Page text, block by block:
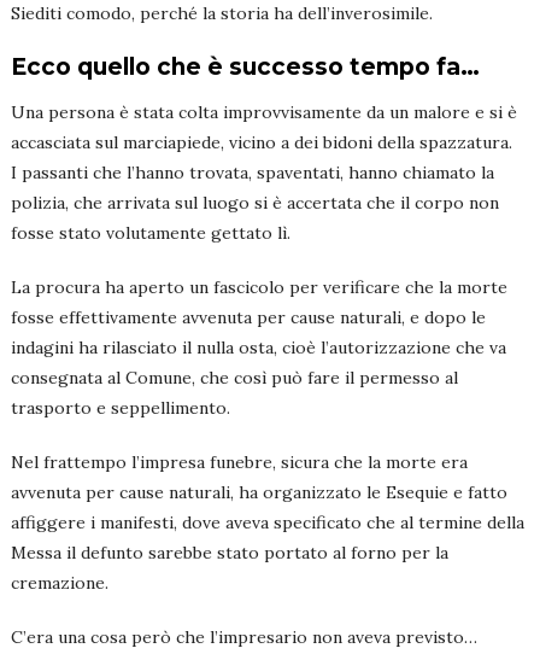
Siediti comodo, perché la storia ha dell’inverosimile.
Ecco quello che è successo tempo fa…
Una persona è stata colta improvvisamente da un malore e si è
accasciata sul marciapiede, vicino a dei bidoni della spazzatura.
I passanti che l’hanno trovata, spaventati, hanno chiamato la
polizia, che arrivata sul luogo si è accertata che il corpo non
fosse stato volutamente gettato lì.
La procura ha aperto un fascicolo per verificare che la morte
fosse effettivamente avvenuta per cause naturali, e dopo le
indagini ha rilasciato il nulla osta, cioè l’autorizzazione che va
consegnata al Comune, che così può fare il permesso al
trasporto e seppellimento.
Nel frattempo l’impresa funebre, sicura che la morte era
avvenuta per cause naturali, ha organizzato le Esequie e fatto
affiggere i manifesti, dove aveva specificato che al termine della
Messa il defunto sarebbe stato portato al forno per la
cremazione.
C’era una cosa però che l’impresario non aveva previsto…